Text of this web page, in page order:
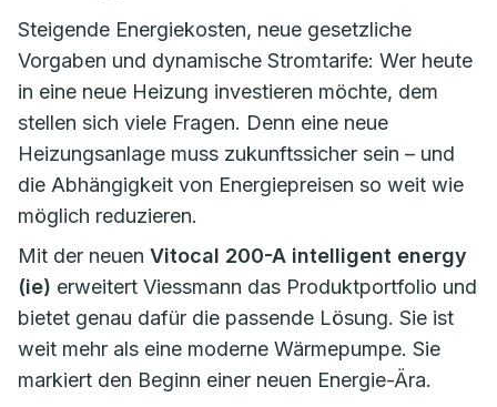
Steigende Energiekosten, neue gesetzliche
Vorgaben und dynamische Stromtarife: Wer heute
in eine neue Heizung investieren möchte, dem
stellen sich viele Fragen. Denn eine neue
Heizungsanlage muss zukunftssicher sein – und
die Abhängigkeit von Energiepreisen so weit wie
möglich reduzieren.
Mit der neuen Vitocal 200-A intelligent energy
(ie) erweitert Viessmann das Produktportfolio und
bietet genau dafür die passende Lösung. Sie ist
weit mehr als eine moderne Wärmepumpe. Sie
markiert den Beginn einer neuen Energie-Ära.